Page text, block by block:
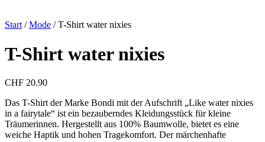
Start /Mode / T-Shirt water nixies
T-Shirt water nixies
CHF 20.90
Das T-Shirt der Marke Bondi mit der Aufschrift „Like water nixies
in a fairytale“ ist ein bezauberndes Kleidungsstück für kleine
Träumerinnen. Hergestellt aus 100% Baumwolle, bietet es eine
weiche Haptik und hohen Tragekomfort. Der märchenhafte